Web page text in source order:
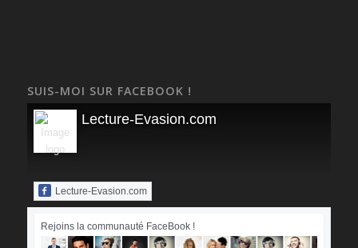
SUIS-MOI SUR FACEBOOK !
Lecture-Evasion.com
Lecture-Evasion.com
Rejoins la communauté FaceBook !